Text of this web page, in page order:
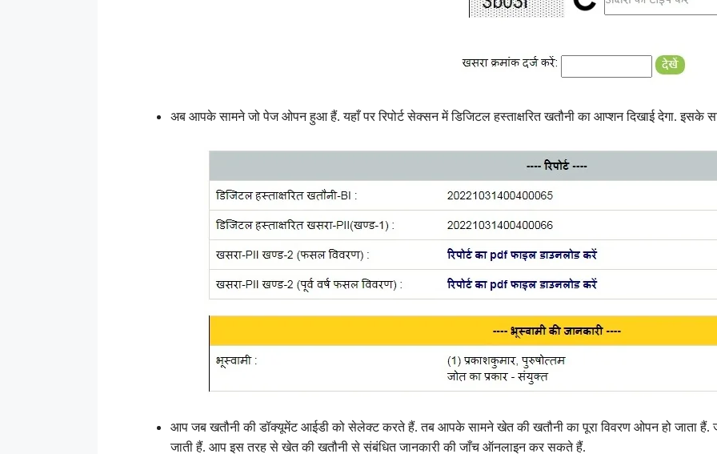
अब आपके सामने जो पेज ओपन हुआ हैं. यहाँ पर रिपोर्ट सेक्सन में डिजिटल हस्ताक्षरित खतौनी का आप्शन दिखाई देगा.
आप जब खतौनी की डॉक्यूमेंट आईडी को सेलेक्ट करते हैं. तब आपके सामने खेत की खतौनी का पूरा विवरण ओपन हो जाता हैं.
जाती हैं. आप इस तरह से खेत की खतौनी से संबंधित जानकारी की जाँच ऑनलाइन कर सकते हैं.